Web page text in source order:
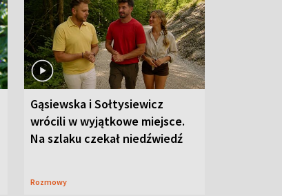
Gąsiewska i Sołtysiewicz
wrócili w wyjątkowe miejsce.
Na szlaku czekał niedźwiedź
Rozmowy